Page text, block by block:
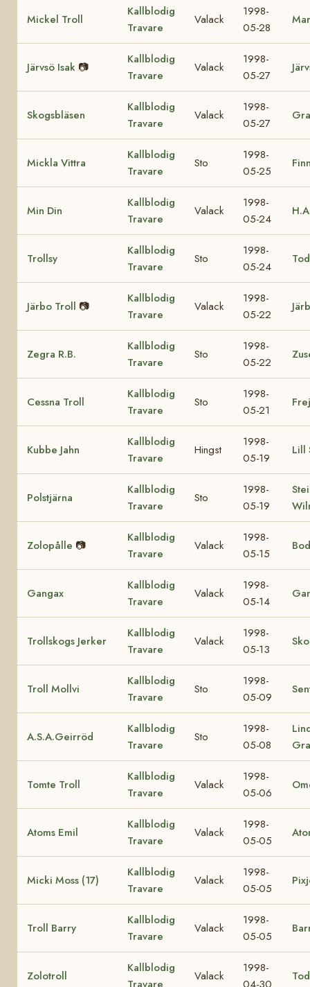
Mickel Troll
Kallblodig
Travare
Valack
1998-
05-28
Järvsö Isak 📷
Kallblodig
Travare
Valack
1998-
05-27
Skogsbläsen
Kallblodig
Travare
Valack
1998-
05-27
Mickla Vittra
Kallblodig
Travare
Sto
1998-
05-25
Min Din
Kallblodig
Travare
Valack
1998-
05-24
Trollsy
Kallblodig
Travare
Sto
1998-
05-24
Järbo Troll 📷
Kallblodig
Travare
Valack
1998-
05-22
Zegra R.B.
Kallblodig
Travare
Sto
1998-
05-22
Cessna Troll
Kallblodig
Travare
Sto
1998-
05-21
Kubbe Jahn
Kallblodig
Travare
Hingst
1998-
05-19
Lill
Polstjärna
Kallblodig
Travare
Sto
1998-
05-19
Zolopålle 📷
Kallblodig
Travare
Valack
1998-
05-15
Gangax
Kallblodig
Travare
Valack
1998-
05-14
Trollskogs Jerker
Kallblodig
Travare
Valack
1998-
05-13
Troll Mollvi
Kallblodig
Travare
Sto
1998-
05-09
A.S.A.Geirröd
Kallblodig
Travare
Sto
1998-
05-08
Tomte Troll
Kallblodig
Travare
Valack
1998-
05-06
Atoms Emil
Kallblodig
Travare
Valack
1998-
05-05
Micki Moss (17)
Kallblodig
Travare
Valack
1998-
05-05
Troll Barry
Kallblodig
Travare
Valack
1998-
05-05
Zolotroll
Kallblodig
Travare
Valack
1998-
04-30